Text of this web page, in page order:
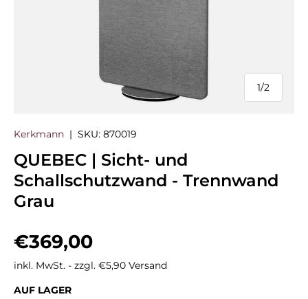
1/
von
2
Kerkmann | SKU: 870019
QUEBEC | Sicht- und
Schallschutzwand - Trennwand
Grau
Normaler Preis
€369,00
inkl. MwSt. - zzgl. €5,90 Versand
AUF LAGER